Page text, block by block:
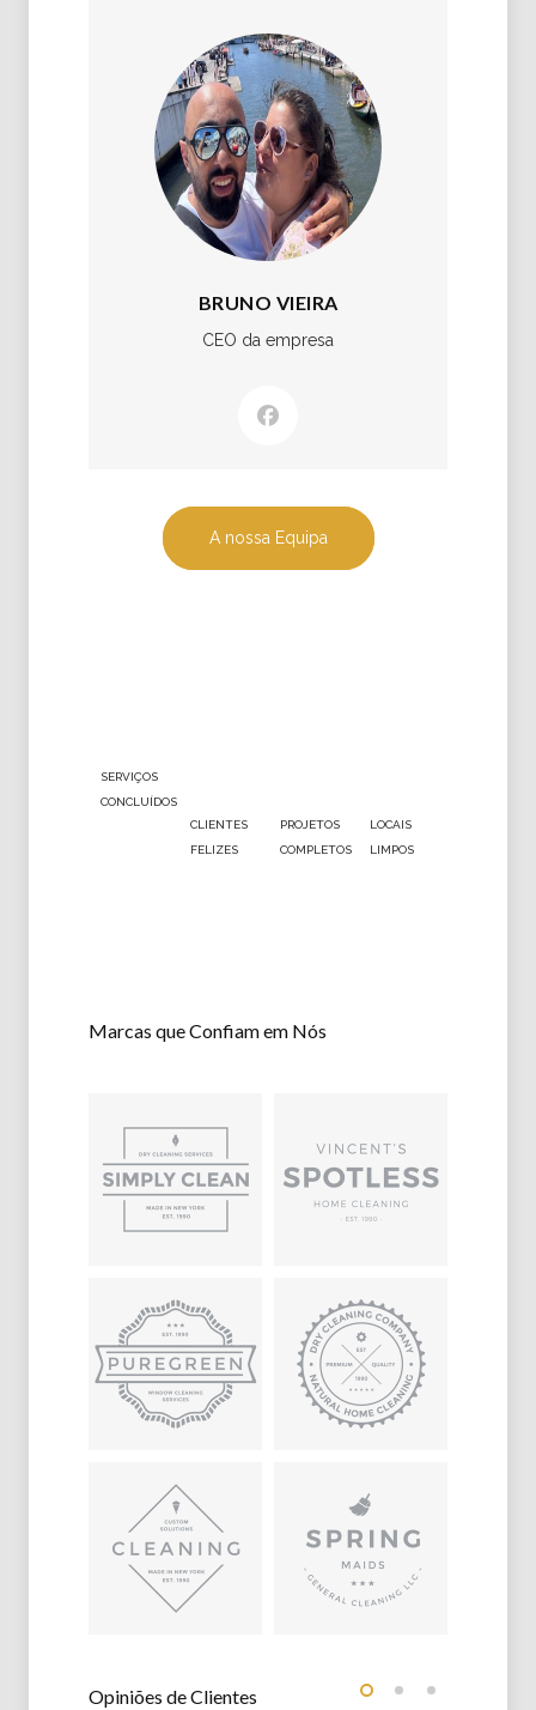
BRUNO VIEIRA
CEO da empresa
A nossa Equipa
SERVIÇOS
CONCLUÍDOS
CLIENTES
FELIZES
PROJETOS
COMPLETOS
LOCAIS
LIMPOS
Marcas que Confiam em Nós
Opiniões de Clientes